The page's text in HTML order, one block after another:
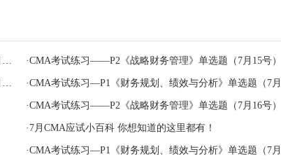
·CMA考试练习——P2《战略财务管理》单选题（7月15号）
·CMA考试练习—P1《财务规划、绩效与分析》单选题（7月12号）
·CMA考试练习——P2《战略财务管理》单选题（7月16号）
· 7月CMA应试小百科 你想知道的这里都有！
·CMA考试练习—P1《财务规划、绩效与分析》单选题（7月11号）